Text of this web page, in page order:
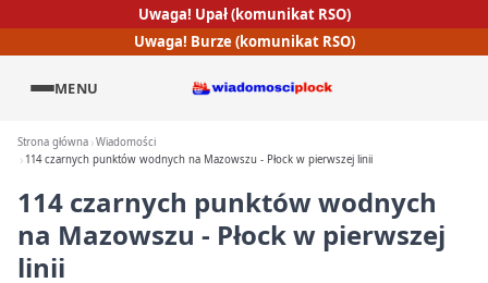
Uwaga! Upał (komunikat RSO)
Uwaga! Burze (komunikat RSO)
MENU
Strona główna Wiadomości
114 czarnych punktów wodnych na Mazowszu - Płock w pierwszej linii
114 czarnych punktów wodnych
na Mazowszu - Płock w pierwszej
linii